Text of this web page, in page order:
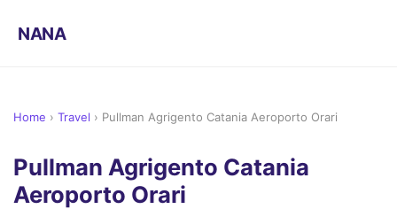
NANA
Home › Travel › Pullman Agrigento Catania Aeroporto Orari
Pullman Agrigento Catania
Aeroporto Orari